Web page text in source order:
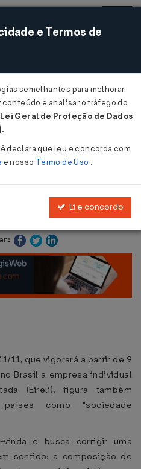
Acessar
vindas à empresa individual...
individual
/ Societário
11, que vigorará a partir de 9
Brasil a empresa individual
(Eireli), figura também
como "sociedade
e busca corrigir uma
sentido: a composição de
e Termos de
semelhantes para melhorar
e analisar o tráfego do
Lei Geral de Proteção de Dados
.
declara que leu e concorda com
e nosso Termo de Uso .
Li e concordo